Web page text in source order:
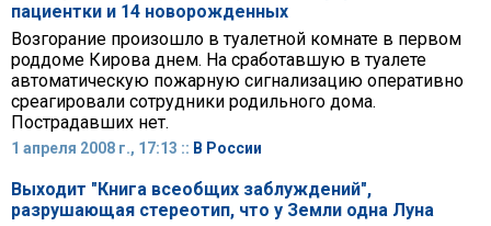
пациентки и 14 новорожденных
Возгорание произошло в туалетной комнате в первом
роддоме Кирова днем. На сработавшую в туалете
автоматическую пожарную сигнализацию оперативно
среагировали сотрудники родильного дома.
Пострадавших нет.
1 апреля 2008 г., 17:13 :: В России
Выходит "Книга всеобщих заблуждений",
разрушающая стереотип, что у Земли одна Луна